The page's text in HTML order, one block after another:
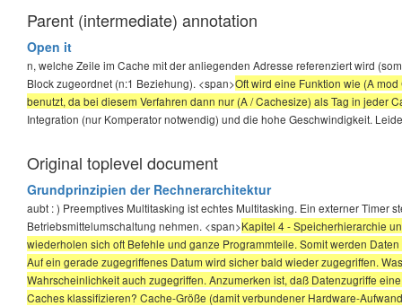
Parent (intermediate) annotation
Open it
n, welche Zeile im Cache mit der anliegenden Adresse referenziert wird
Block zugeordnet (n:1 Beziehung). <span>Oft wird eine Funktion wie (A
benutzt, da bei diesem Verfahren dann nur (A / Cachesize) als Tag in jeder
Integration (nur Komperator notwendig) und die hohe Geschwindigkeit.
Original toplevel document
Grundprinzipien der Rechnerarchitektur
aubt : ) Preemptives Multitasking ist echtes Multitasking. Ein externer Timer
Betriebsmittelumschaltung nehmen. <span>Kapitel 4 - Speicherhierarchie
wiederholen sich oft Befehle und ganze Programmteile. Somit werden
Auf ein gerade zugegriffenes Datum wird sicher bald wieder zugegriffen.
Wahrscheinlichkeit auch zugegriffen. Anzumerken ist, daß Datenzugriffe
Caches klassifizieren? Cache-Größe (damit verbundener Hardware-